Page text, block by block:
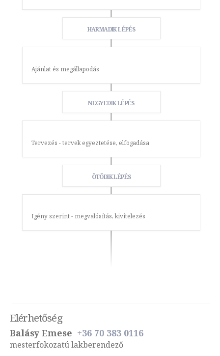
HARMADIK LÉPÉS
Ajánlat és megállapodás
NEGYEDIK LÉPÉS
Tervezés - tervek egyeztetése, elfogadása
ÖTÖDIK LÉPÉS
Igény szerint - megvalósítás, kivitelezés
Elérhetőség
Balásy Emese +36 70 383 0116
mesterfokozatú lakberendező